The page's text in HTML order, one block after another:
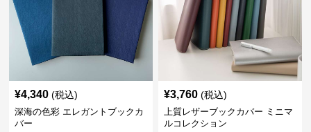
¥4,340 (税込)
深海の色彩 エレガントブックカ
バー
¥3,760 (税込)
上質レザーブックカバー ミニマ
ルコレクション